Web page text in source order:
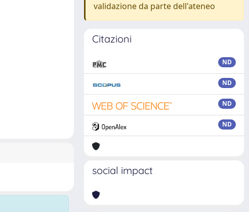
validazione da parte dell'ateneo
Citazioni
ND
ND
ND
ND
social impact